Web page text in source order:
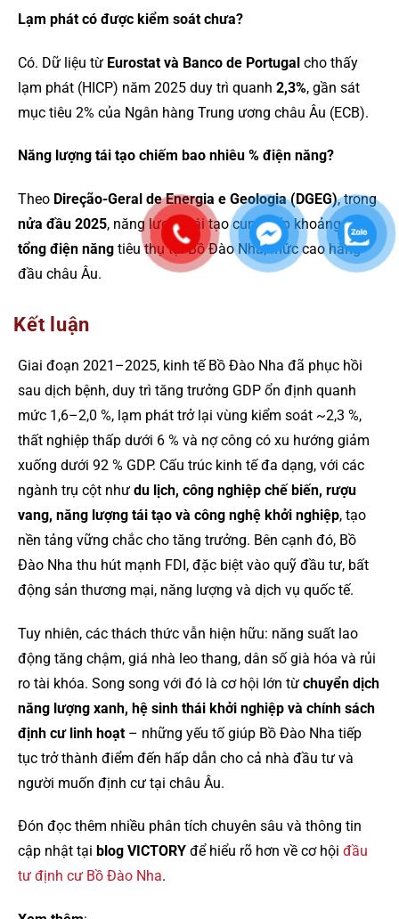
Lạm phát có được kiểm soát chưa?
Có. Dữ liệu từ Eurostat và Banco de Portugal cho thấy
lạm phát (HICP) năm 2025 duy trì quanh 2,3%, gần sát
mục tiêu 2% của Ngân hàng Trung ương châu Âu (ECB).
Năng lượng tái tạo chiếm bao nhiêu % điện năng?
Theo Direção-Geral de Energia e Geologia (DGEG), trong
nửa đầu 2025, năng lượng tái tạo cung cấp khoảng77%
tổng điện năng tiêu thụ tại Bồ Đào Nha, mức cao hàng
đầu châu Âu.
Kết luận
Giai đoạn 2021–2025, kinh tế Bồ Đào Nha đã phục hồi
sau dịch bệnh, duy trì tăng trưởng GDP ổn định quanh
mức 1,6–2,0 %, lạm phát trở lại vùng kiểm soát ~2,3 %,
thất nghiệp thấp dưới 6 % và nợ công có xu hướng giảm
xuống dưới 92 % GDP. Cấu trúc kinh tế đa dạng, với các
ngành trụ cột như du lịch, công nghiệp chế biến, rượu
vang, năng lượng tái tạo và công nghệ khởi nghiệp, tạo
nền tảng vững chắc cho tăng trưởng. Bên cạnh đó, Bồ
Đào Nha thu hút mạnh FDI, đặc biệt vào quỹ đầu tư, bất
động sản thương mại, năng lượng và dịch vụ quốc tế.
Tuy nhiên, các thách thức vẫn hiện hữu: năng suất lao
động tăng chậm, giá nhà leo thang, dân số già hóa và rủi
ro tài khóa. Song song với đó là cơ hội lớn từ chuyển dịch
năng lượng xanh, hệ sinh thái khởi nghiệp và chính sách
định cư linh hoạt – những yếu tố giúp Bồ Đào Nha tiếp
tục trở thành điểm đến hấp dẫn cho cả nhà đầu tư và
người muốn định cư tại châu Âu.
Đón đọc thêm nhiều phân tích chuyên sâu và thông tin
cập nhật tại blog VICTORY để hiểu rõ hơn về cơ hội đầu
tư định cư Bồ Đào Nha.